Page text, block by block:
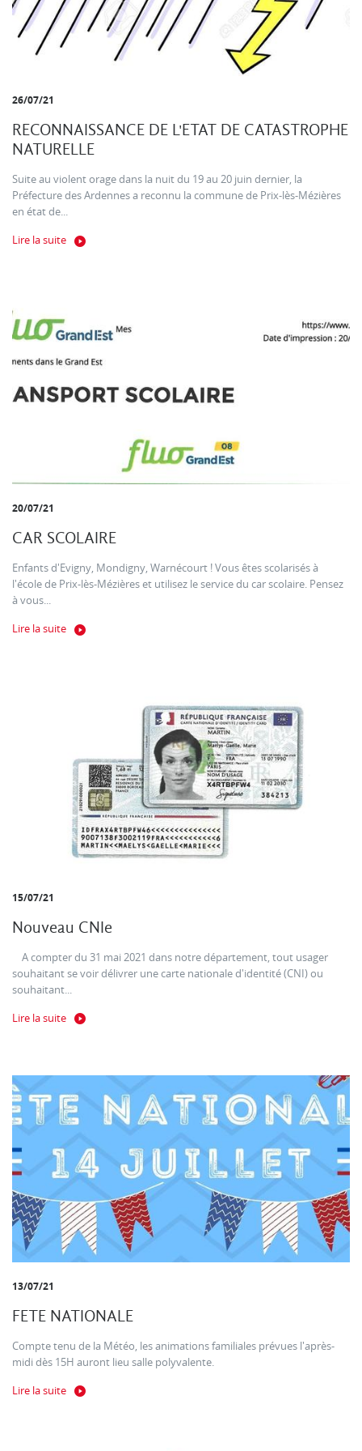
26/07/21
RECONNAISSANCE DE L'ETAT DE CATASTROPHE
NATURELLE
Suite au violent orage dans la nuit du 19 au 20 juin dernier, la
Préfecture des Ardennes a reconnu la commune de Prix-lès-Mézières
en état de...
Lire la suite
20/07/21
CAR SCOLAIRE
Enfants d'Evigny, Mondigny, Warnécourt ! Vous êtes scolarisés à
l'école de Prix-lès-Mézières et utilisez le service du car scolaire. Pensez
à vous...
Lire la suite
15/07/21
Nouveau CNIe
A compter du 31 mai 2021 dans notre département, tout usager
souhaitant se voir délivrer une carte nationale d'identité (CNI) ou
souhaitant...
Lire la suite
13/07/21
FETE NATIONALE
Compte tenu de la Météo, les animations familiales prévues l'après-
midi dès 15H auront lieu salle polyvalente.
Lire la suite